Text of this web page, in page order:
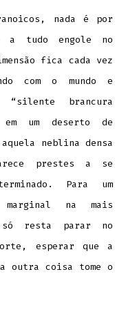
nada é por
a tudo engole no
fica cada vez
com o mundo e
brancura
em um deserto de
neblina densa
prestes a se
Para um
marginal na mais
só resta parar no
esperar que a
outra coisa tome o